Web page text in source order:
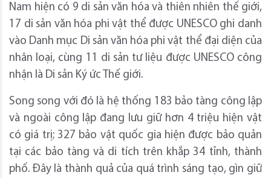
Nam hiện có 9 di sản văn hóa và thiên nhiên thế giới,
17 di sản văn hóa phi vật thể được UNESCO ghi danh
vào Danh mục Di sản văn hóa phi vật thể đại diện của
nhân loại, cùng 11 di sản tư liệu được UNESCO công
nhận là Di sản Ký ức Thế giới.
Song song với đó là hệ thống 183 bảo tàng công lập
và ngoài công lập đang lưu giữ hơn 4 triệu hiện vật
có giá trị; 327 bảo vật quốc gia hiện được bảo quản
tại các bảo tàng và di tích trên khắp 34 tỉnh, thành
phố. Đây là thành quả của quá trình sáng tạo, gìn giữ